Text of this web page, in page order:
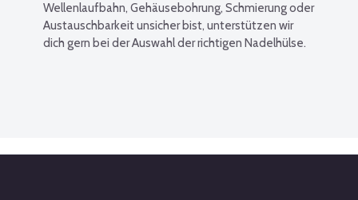
Wellenlaufbahn, Gehäusebohrung, Schmierung oder
Austauschbarkeit unsicher bist, unterstützen wir
dich gern bei der Auswahl der richtigen Nadelhülse.